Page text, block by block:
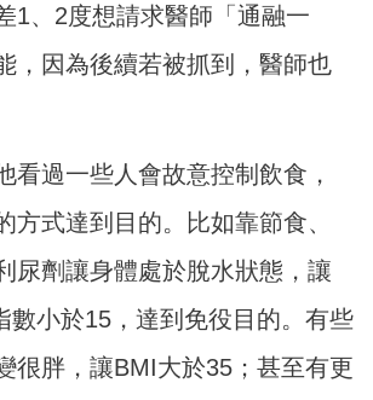
1、2度想請求醫師「通融一
，因為後續若被抓到，醫師也
看過一些人會故意控制飲食，
方式達到目的。比如靠節食、
尿劑讓身體處於脫水狀態，讓
數小於15，達到免役目的。有些
很胖，讓BMI大於35；甚至有更